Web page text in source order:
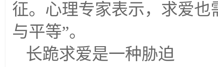
征。心理专家表示，求爱
与平等”。
长跪求爱是一种胁迫